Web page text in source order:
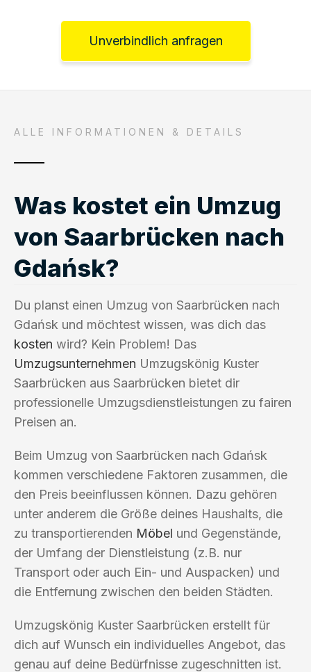
Unverbindlich anfragen
ALLE INFORMATIONEN & DETAILS
Was kostet ein Umzug
von Saarbrücken nach
Gdańsk?
Du planst einen Umzug von Saarbrücken nach
Gdańsk und möchtest wissen, was dich das
kosten wird? Kein Problem! Das
Umzugsunternehmen Umzugskönig Kuster
Saarbrücken aus Saarbrücken bietet dir
professionelle Umzugsdienstleistungen zu fairen
Preisen an.
Beim Umzug von Saarbrücken nach Gdańsk
kommen verschiedene Faktoren zusammen, die
den Preis beeinflussen können. Dazu gehören
unter anderem die Größe deines Haushalts, die
zu transportierenden Möbel und Gegenstände,
der Umfang der Dienstleistung (z.B. nur
Transport oder auch Ein- und Auspacken) und
die Entfernung zwischen den beiden Städten.
Umzugskönig Kuster Saarbrücken erstellt für
dich auf Wunsch ein individuelles Angebot, das
genau auf deine Bedürfnisse zugeschnitten ist.